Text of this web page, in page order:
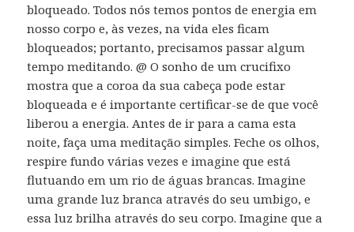
bloqueado. Todos nós temos pontos de energia em
nosso corpo e, às vezes, na vida eles ficam
bloqueados; portanto, precisamos passar algum
tempo meditando. @ O sonho de um crucifixo
mostra que a coroa da sua cabeça pode estar
bloqueada e é importante certificar-se de que você
liberou a energia. Antes de ir para a cama esta
noite, faça uma meditação simples. Feche os olhos,
respire fundo várias vezes e imagine que está
flutuando em um rio de águas brancas. Imagine
uma grande luz branca através do seu umbigo, e
essa luz brilha através do seu corpo. Imagine que a